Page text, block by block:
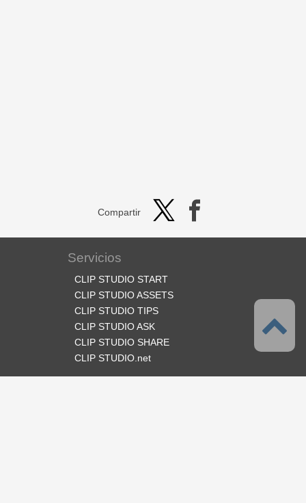
Compartir
Servicios
CLIP STUDIO START
CLIP STUDIO ASSETS
CLIP STUDIO TIPS
CLIP STUDIO ASK
CLIP STUDIO SHARE
CLIP STUDIO.net